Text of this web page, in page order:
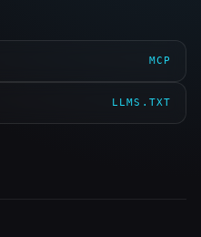
MCP
LLMS.TXT